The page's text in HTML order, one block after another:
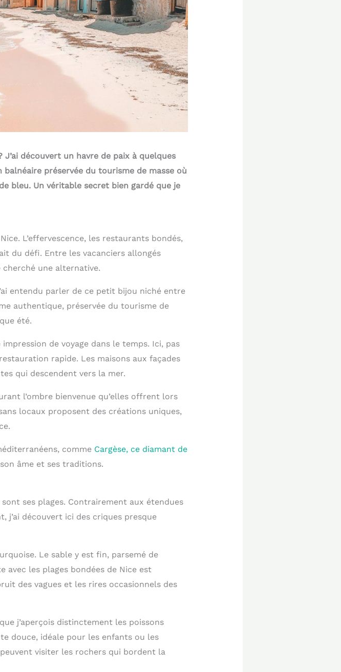
J’ai découvert un havre de paix à quelques
préservée du tourisme de masse où
bleu. Un véritable secret bien gardé que je
L’effervescence, les restaurants bondés,
du défi. Entre les vacanciers allongés
une alternative.
entendu parler de ce petit bijou niché entre
authentique, préservée du tourisme de
été.
de voyage dans le temps. Ici, pas
rapide. Les maisons aux façades
qui descendent vers la mer.
l’ombre bienvenue qu’elles offrent lors
locaux proposent des créations uniques,
comme Cargèse, ce diamant de
âme et ses traditions.
ses plages. Contrairement aux étendues
j’ai découvert ici des criques presque
Le sable y est fin, parsemé de
avec les plages bondées de Nice est
des vagues et les rires occasionnels des
j’aperçois distinctement les poissons
douce, idéale pour les enfants ou les
visiter les rochers qui bordent la